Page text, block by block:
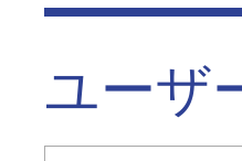
ユーザ